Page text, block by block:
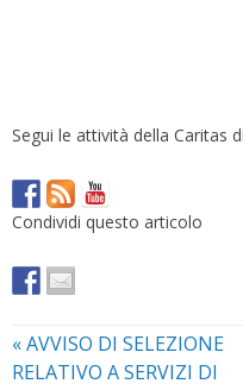
Segui le attività della Caritas
Condividi questo articolo
«AVVISO DI SELEZIONE
RELATIVO A SERVIZI DI